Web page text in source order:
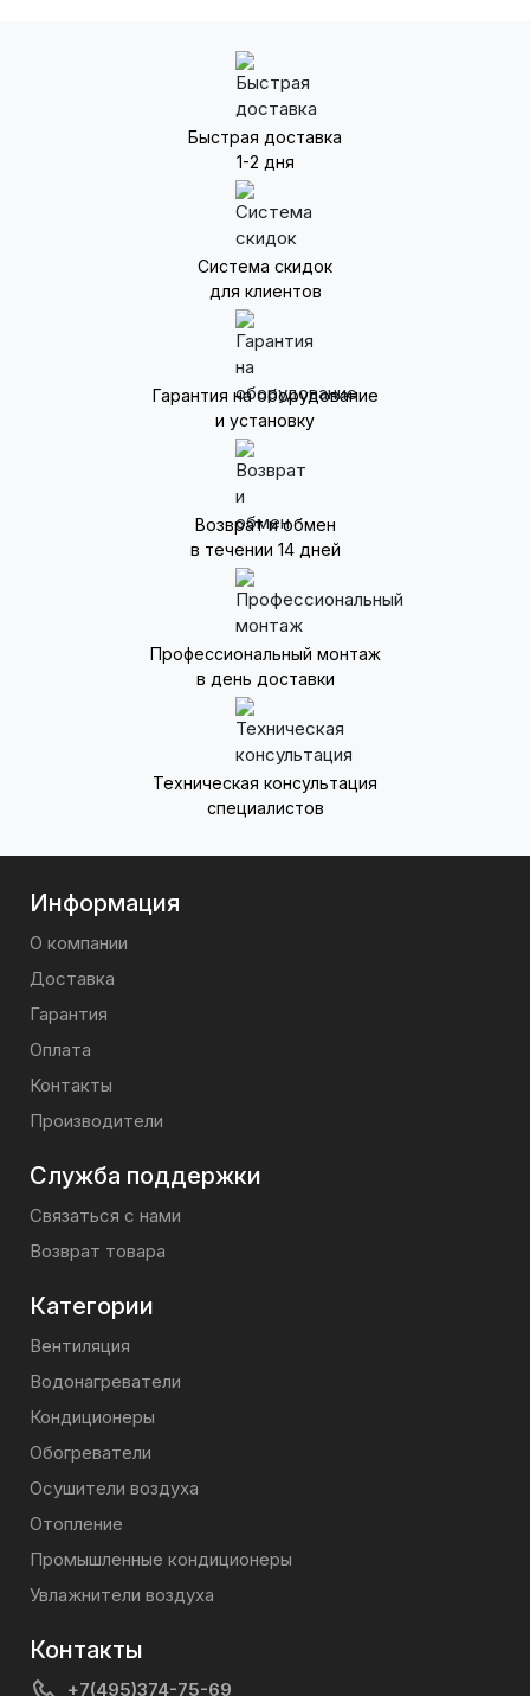
Быстрая доставка
1-2 дня
Система скидок
для клиентов
Гарантия на оборудование
и установку
Возврат и обмен
в течении 14 дней
Профессиональный монтаж
в день доставки
Техническая консультация
специалистов
Информация
О компании
Доставка
Гарантия
Оплата
Контакты
Производители
Служба поддержки
Связаться с нами
Возврат товара
Категории
Вентиляция
Водонагреватели
Кондиционеры
Обогреватели
Осушители воздуха
Отопление
Промышленные кондиционеры
Увлажнители воздуха
Контакты
+7(495)374-75-69